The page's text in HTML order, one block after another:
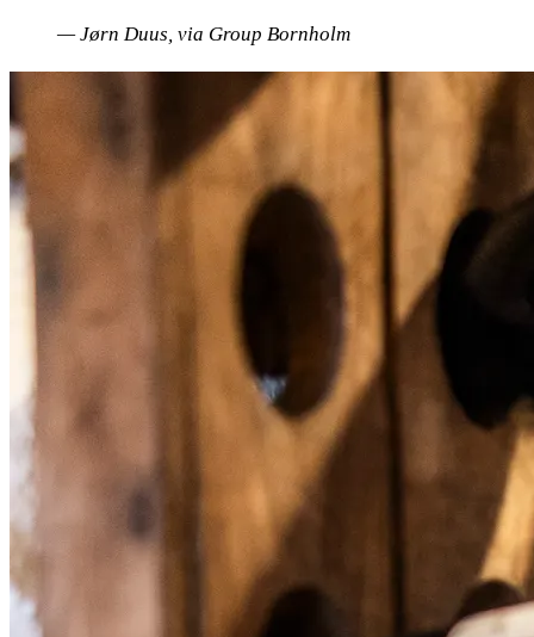
— Jørn Duus, via Group Bornholm